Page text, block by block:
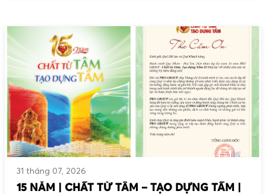
31 tháng 07, 2026
15 NĂM | CHẤT TỪ TÂM – TẠO DỰNG TẦM |